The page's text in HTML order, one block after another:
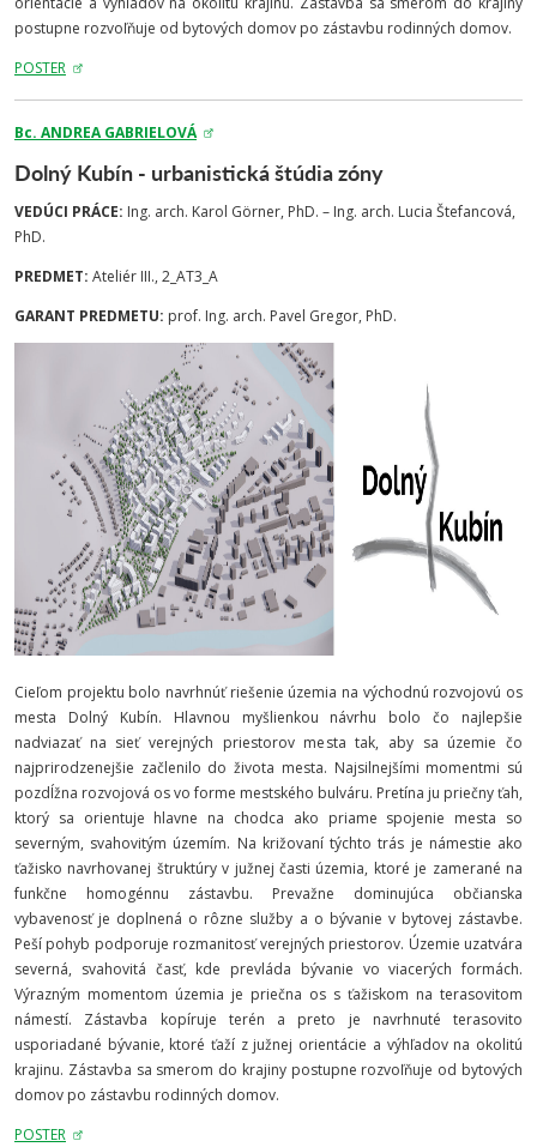
postupne rozvoľňuje od bytových domov po zástavbu rodinných domov.
POSTER
Bc. ANDREA GABRIELOVÁ
Dolný Kubín - urbanistická štúdia zóny
VEDÚCI PRÁCE: Ing. arch. Karol Görner, PhD. – Ing. arch. Lucia Štefancová,
PhD.
PREDMET: Ateliér III., 2_AT3_A
GARANT PREDMETU: prof. Ing. arch. Pavel Gregor, PhD.
Cieľom projektu bolo navrhnúť riešenie územia na východnú rozvojovú os
mesta Dolný Kubín. Hlavnou myšlienkou návrhu bolo čo najlepšie
nadviazať na sieť verejných priestorov mesta tak, aby sa územie čo
najprirodzenejšie začlenilo do života mesta. Najsilnejšími momentmi sú
pozdĺžna rozvojová os vo forme mestského bulváru. Pretína ju priečny ťah,
ktorý sa orientuje hlavne na chodca ako priame spojenie mesta so
severným, svahovitým územím. Na križovaní týchto trás je námestie ako
ťažisko navrhovanej štruktúry v južnej časti územia, ktoré je zamerané na
funkčne homogénnu zástavbu. Prevažne dominujúca občianska
vybavenosť je doplnená o rôzne služby a o bývanie v bytovej zástavbe.
Peší pohyb podporuje rozmanitosť verejných priestorov. Územie uzatvára
severná, svahovitá časť, kde prevláda bývanie vo viacerých formách.
Výrazným momentom územia je priečna os s ťažiskom na terasovitom
námestí. Zástavba kopíruje terén a preto je navrhnuté terasovito
usporiadané bývanie, ktoré ťaží z južnej orientácie a výhľadov na okolitú
krajinu. Zástavba sa smerom do krajiny postupne rozvoľňuje od bytových
domov po zástavbu rodinných domov.
POSTER